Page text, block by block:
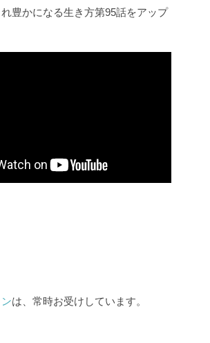
豊かになる生き方第95話をアップ
は、常時お受けしています。